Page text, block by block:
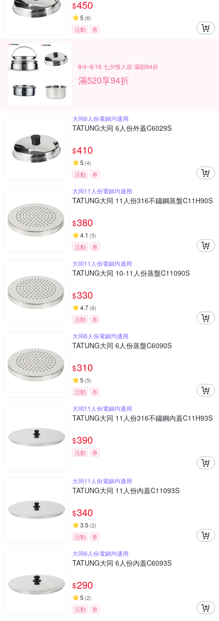
$450
5 (6)
活動 券
8/4~8/16 七夕情人節 滿額94折
滿520享94折
大同6人份電鍋均適用
TATUNG大同 6人份外蓋C6029S
$410
5 (4)
活動
券
大同11人份電鍋均適用
TATUNG大同 11人份316不鏽鋼蒸盤C11H90S
$380
4.1 (5)
活動
券
大同11人份電鍋均適用
TATUNG大同 10-11人份蒸盤C11090S
$330
4.7(6)
活動
券
大同6人份電鍋均適用
TATUNG大同 6人份蒸盤C6090S
$310
5 (5)
活動
券
大同11人份電鍋均適用
TATUNG大同 11人份316不鏽鋼內蓋C11H93S
$390
活動 券
大同11人份電鍋均適用
TATUNG大同 11人份內蓋C11093S
$340
3.5 (2)
活動
券
大同6人份電鍋均適用
TATUNG大同 6人份內蓋C6093S
$290
5 (2)
活動
券